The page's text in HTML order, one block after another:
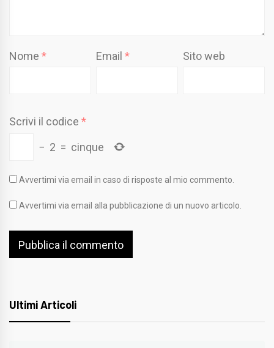
Nome * Email* Sito web
Scrivi il codice *
− 2 = cinque
Avvertimi via email in caso di risposte al mio commento.
Avvertimi via email alla pubblicazione di un nuovo articolo.
Ultimi Articoli